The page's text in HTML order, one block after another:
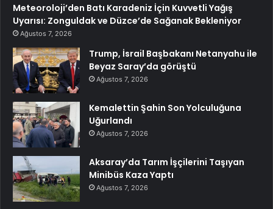
Meteoroloji’den Batı Karadeniz İçin Kuvvetli Yağış
Uyarısı: Zonguldak ve Düzce’de Sağanak Bekleniyor
Ağustos 7, 2026
Trump, İsrail Başbakanı Netanyahu ile
Beyaz Saray’da görüştü
Ağustos 7, 2026
Kemalettin Şahin Son Yolculuğuna
Uğurlandı
Ağustos 7, 2026
Aksaray’da Tarım İşçilerini Taşıyan
Minibüs Kaza Yaptı
Ağustos 7, 2026